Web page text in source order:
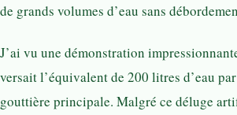
de grands volumes d’eau sans
J’ai vu une démonstration
versait l’équivalent de 200 litres d’eau
gouttière principale. Malgré ce déluge